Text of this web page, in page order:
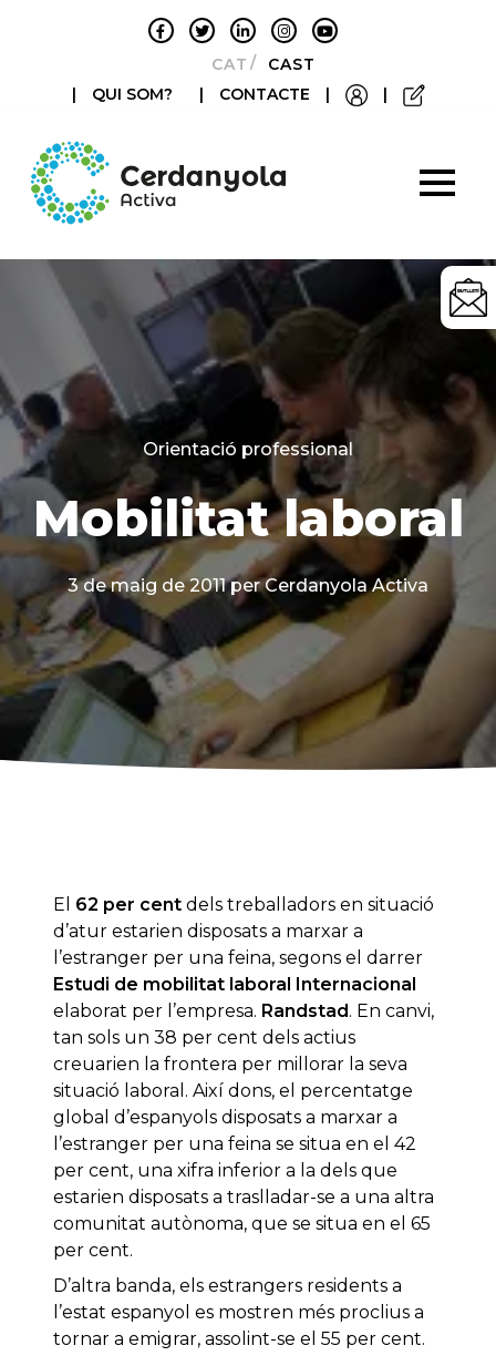
CATALÀCASTELLANO
|
QUI SOM? | CONTACTE | |
Categories
Orientació professional
Mobilitat laboral
3 de maig de 2011 per Cerdanyola Activa
El 62 per cent dels treballadors en situació
d’atur estarien disposats a marxar a
l’estranger per una feina, segons el darrer
Estudi de mobilitat laboral Internacional
elaborat per l’empresa. Randstad. En canvi,
tan sols un 38 per cent dels actius
creuarien la frontera per millorar la seva
situació laboral. Així dons, el percentatge
global d’espanyols disposats a marxar a
l’estranger per una feina se situa en el 42
per cent, una xifra inferior a la dels que
estarien disposats a traslladar-se a una altra
comunitat autònoma, que se situa en el 65
per cent.
D’altra banda, els estrangers residents a
l’estat espanyol es mostren més proclius a
tornar a emigrar, assolint-se el 55 per cent.